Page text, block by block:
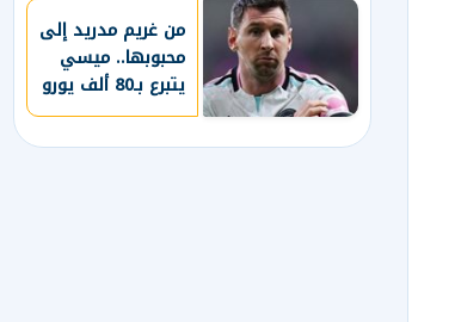
من غريم مدريد إلى
محبوبها.. ميسي
يتبرع بـ80 ألف يورو
لضحايا الحرائق